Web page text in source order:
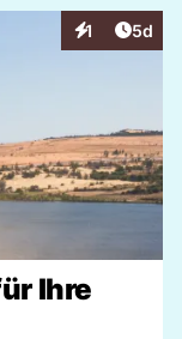
1
Interaktionen
5d
Ihre